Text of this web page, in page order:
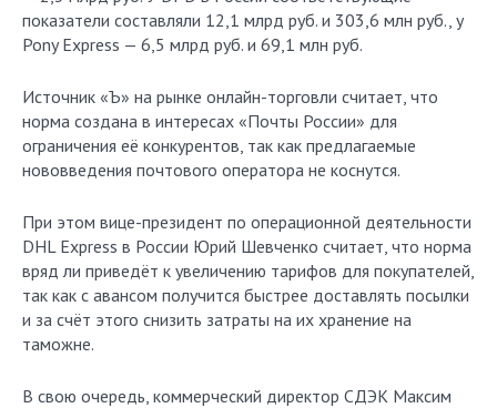
показатели составляли 12,1 млрд руб. и 303,6 млн руб., у
Pony Express — 6,5 млрд руб. и 69,1 млн руб.
Источник «Ъ» на рынке онлайн-торговли считает, что
норма создана в интересах «Почты России» для
ограничения её конкурентов, так как предлагаемые
нововведения почтового оператора не коснутся.
При этом вице-президент по операционной деятельности
DHL Express в России Юрий Шевченко считает, что норма
вряд ли приведёт к увеличению тарифов для покупателей,
так как с авансом получится быстрее доставлять посылки
и за счёт этого снизить затраты на их хранение на
таможне.
В свою очередь, коммерческий директор СДЭК Максим